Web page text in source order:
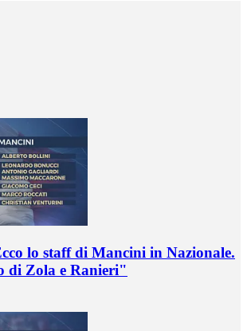
lo staff di Mancini in Nazionale.
di Zola e Ranieri"